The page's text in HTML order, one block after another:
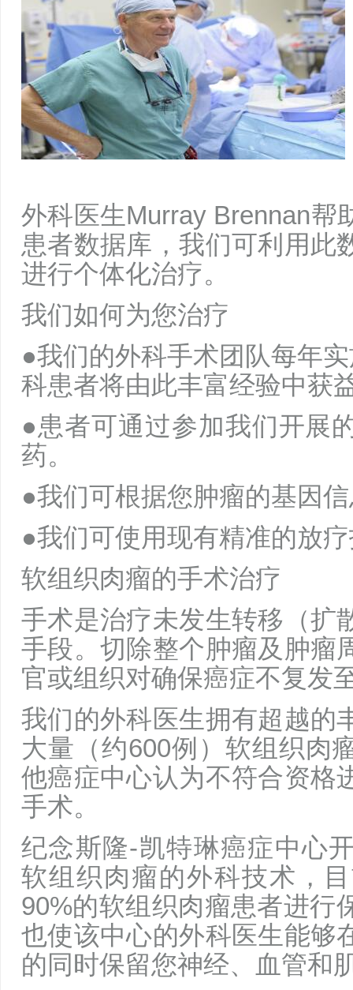
外科医生Murray Brennan帮
患者数据库，我们可利用此
进行个体化治疗。
我们如何为您治疗
●我们的外科手术团队每年
科患者将由此丰富经验中获
●患者可通过参加我们开展
药。
●我们可根据您肿瘤的基因
●我们可使用现有精准的放
软组织肉瘤的手术治疗
手术是治疗未发生转移（扩
手段。切除整个肿瘤及肿瘤
官或组织对确保癌症不复发
我们的外科医生拥有超越的
大量（约600例）软组织肉
他癌症中心认为不符合资格
手术。
纪念斯隆-凯特琳癌症中心
软组织肉瘤的外科技术，
90%的软组织肉瘤患者进行
也使该中心的外科医生能够
的同时保留您神经、血管和